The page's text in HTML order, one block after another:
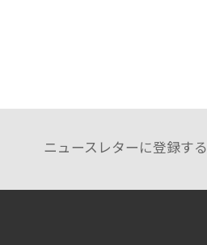
ニュースレターに登録する